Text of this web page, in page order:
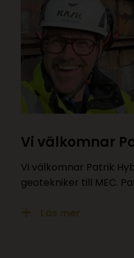
Vi välkomnar
Vi välkomnar Patrik
geotekniker till MEC.
Läs mer